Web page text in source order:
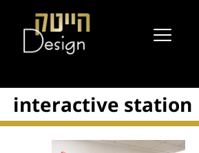
interactive station